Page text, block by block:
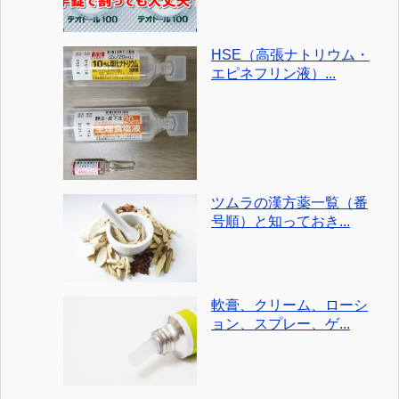
HSE（高張ナトリウム・
エピネフリン液）...
ツムラの漢方薬一覧（番
号順）と知っておき...
軟膏、クリーム、ローシ
ョン、スプレー、ゲ...